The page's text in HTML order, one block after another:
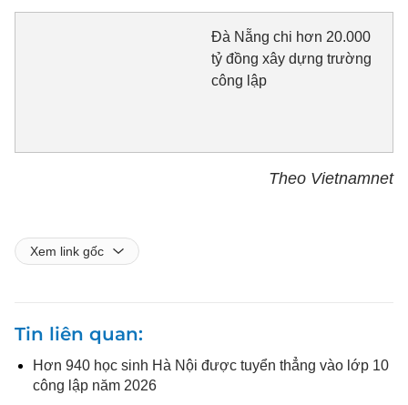
Đà Nẵng chi hơn 20.000
tỷ đồng xây dựng trường
công lập
Theo Vietnamnet
Xem link gốc
Tin liên quan
Hơn 940 học sinh Hà Nội được tuyển thẳng vào lớp 10
công lập năm 2026